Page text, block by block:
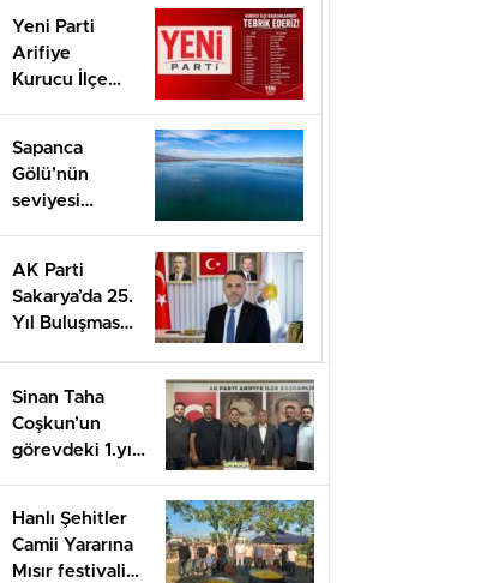
çalışıyoruz”
Yeni Parti
Arifiye
Kurucu İlçe
Sapanca
Gölü’nün
seviyesi
üzerinde
AK Parti
Sakarya’da 25.
Yıl Buluşması
Sinan Taha
Coşkun’un
görevdeki 1.yılı
Hanlı Şehitler
Camii Yararına
Mısır festivali